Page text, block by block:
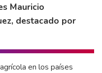
Mauricio
destacado por
en los países